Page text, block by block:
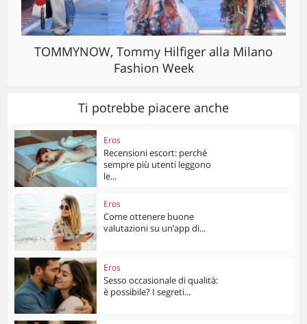
TOMMYNOW, Tommy Hilfiger alla Milano
Fashion Week
Ti potrebbe piacere anche
Eros
Recensioni escort: perché
sempre più utenti leggono
le...
Eros
Come ottenere buone
valutazioni su un’app di...
Eros
Sesso occasionale di qualità:
è possibile? I segreti...